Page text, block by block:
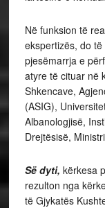
Në funksion të
ekspertizës, do
pjesëmarrja e
atyre të cituar në
Shkencave,
(ASIG),
Albanologjisë,
Drejtësisë,
Së dyti, kërkesa
rezulton nga
të Gjykatës